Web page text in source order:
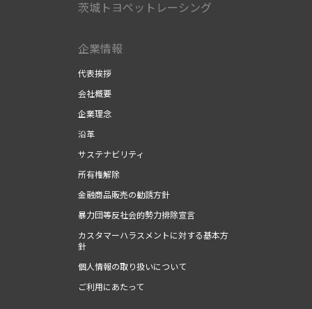
茨城トヨペットレーシング
企業情報
代表挨拶
会社概要
企業理念
沿革
サステナビリティ
所有権解除
金融商品販売の勧誘方針
暴力団等反社会的勢力排除宣言
カスタマーハラスメントに対する基本方
針
個人情報の取り扱いについて
ご利用にあたって